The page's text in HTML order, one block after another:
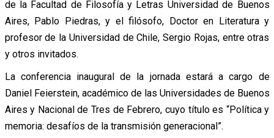
de la Facultad de Filosofía y Letras Universidad de Buenos
Aires, Pablo Piedras, y el filósofo, Doctor en Literatura y
profesor de la Universidad de Chile, Sergio Rojas, entre otras
y otros invitados.
La conferencia inaugural de la jornada estará a cargo de
Daniel Feierstein, académico de las Universidades de Buenos
Aires y Nacional de Tres de Febrero, cuyo título es “Política y
memoria: desafíos de la transmisión generacional”.